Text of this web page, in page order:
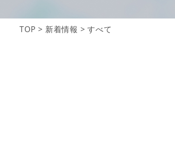
TOP > 新着情報 >すべて